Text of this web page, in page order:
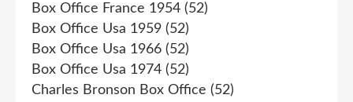
Box Office France 1954 (52)
Box Office Usa 1959 (52)
Box Office Usa 1966 (52)
Box Office Usa 1974 (52)
Charles Bronson Box Office (52)